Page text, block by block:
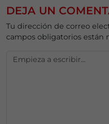
DEJA UN
Tu dirección de correo
campos obligatorios están